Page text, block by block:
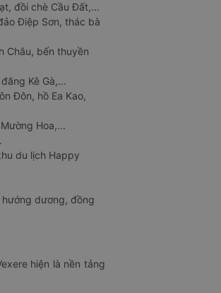
đồi chè Cầu Đất,...
Điệp Sơn, thác bà
Châu, bến thuyền
Kê Gà,...
Đôn, hồ Ea Kao,
Hoa,...
du lịch Happy
hướng dương, đồng
hiện là nền tảng